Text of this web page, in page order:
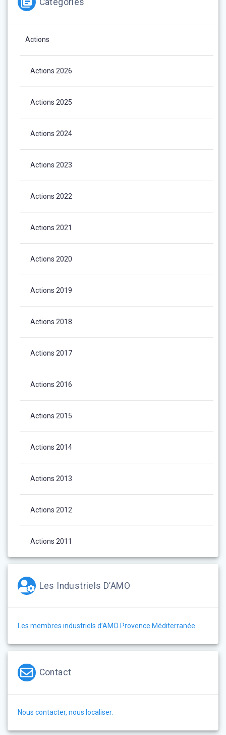
Catégories
Actions
Actions 2026
Actions 2025
Actions 2024
Actions 2023
Actions 2022
Actions 2021
Actions 2020
Actions 2019
Actions 2018
Actions 2017
Actions 2016
Actions 2015
Actions 2014
Actions 2013
Actions 2012
Actions 2011
Les Industriels D’AMO
Les membres industriels d’AMO Provence Méditerranée.
Contact
Nous contacter, nous localiser.